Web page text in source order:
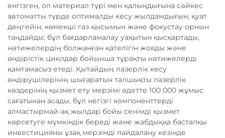
енгізген, ол материал түрі мен қалыңдығына сәйкес
автоматты түрде оптималды кесу жылдамдығын, қуат
деңгейін, көмекші газ қысымын және фокустау орнын
таңдайды; бұл бағдарламалау уақытын қысқартады,
нәтижелердің болжанған қателігін жояды және
өндірістік циклдар бойынша тұрақты нәтижелерді
қамтамасыз етеді. Қытайдың лазерлік кесу
өндірушілерінің шығаратын талшықты лазерлік
көздерінің қызмет ету мерзімі әдетте 100 000 жұмыс
сағатынан асады, бұл негізгі компоненттерді
алмастырмай-ақ жылдар бойы сенімді қызмет
көрсетуге мүмкіндік береді және жабдыққа бастапқы
инвестицияны ұзақ мерзімді пайдалану кезінде